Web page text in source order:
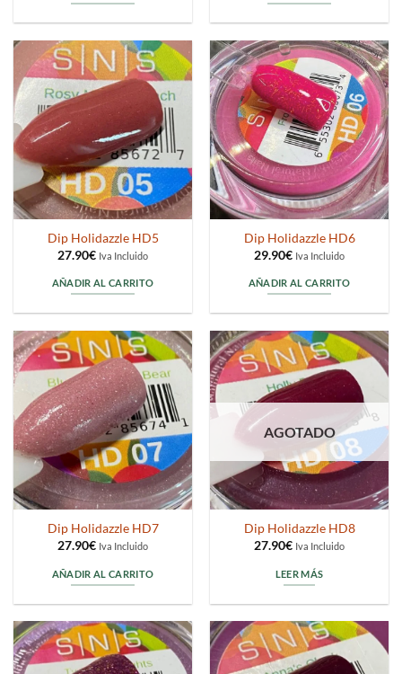
Dip Holidazzle HD5
27.90€ Iva Incluido
AÑADIR AL CARRITO
Dip Holidazzle HD6
29.90€ Iva Incluido
AÑADIR AL CARRITO
Dip Holidazzle HD7
27.90€ Iva Incluido
AÑADIR AL CARRITO
AGOTADO
Dip Holidazzle HD8
27.90€ Iva Incluido
LEER MÁS